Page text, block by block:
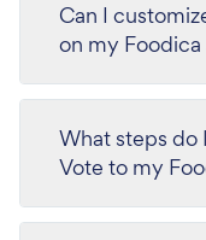
Can I
on my Foodica
What steps do
Vote to my